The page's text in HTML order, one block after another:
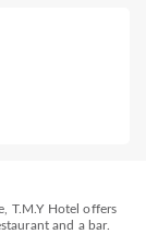
T.M.Y Hotel offers
and a bar.